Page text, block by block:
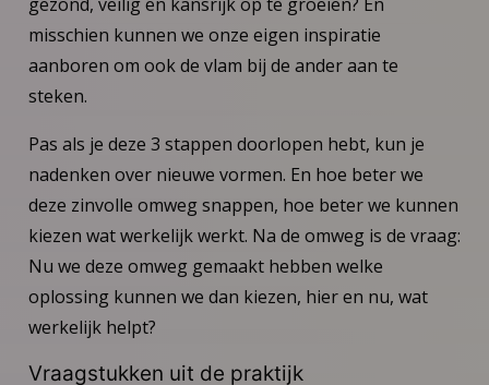
misschien kunnen we onze eigen inspiratie
aanboren om ook de vlam bij de ander aan te
steken.
Pas als je deze 3 stappen doorlopen hebt, kun je
nadenken over nieuwe vormen. En hoe beter we
deze zinvolle omweg snappen, hoe beter we kunnen
kiezen wat werkelijk werkt. Na de omweg is de vraag:
Nu we deze omweg gemaakt hebben welke
oplossing kunnen we dan kiezen, hier en nu, wat
werkelijk helpt?
Vraagstukken uit de praktijk